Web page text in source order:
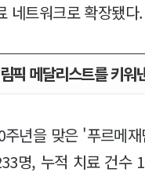
네트워크로 확장됐다.
픽 메달리스트를 키워
년을 맞은 '푸르메
명, 누적 치료 건수